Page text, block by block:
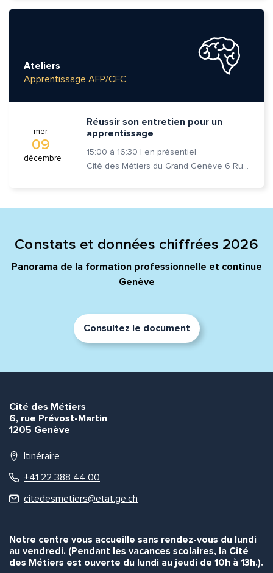
Ateliers
Apprentissage AFP/CFC
mer.
09
décembre
Réussir son entretien pour un
apprentissage
15:00 à 16:30 | en présentiel
Cité des Métiers du Grand Genève 6 Rue Prévost-Martin 1205 Genève
Constats et données chiffrées 2026
Panorama de la formation professionnelle et continue
Genève
Consultez le document
Cité des Métiers
6, rue Prévost-Martin
1205 Genève
Itinéraire
+41 22 388 44 00
citedesmetiers@etat.ge.ch
Notre centre vous accueille sans rendez-vous du lundi
au vendredi. (Pendant les vacances scolaires, la Cité
des Métiers est ouverte du lundi au jeudi de 10h à 13h.).